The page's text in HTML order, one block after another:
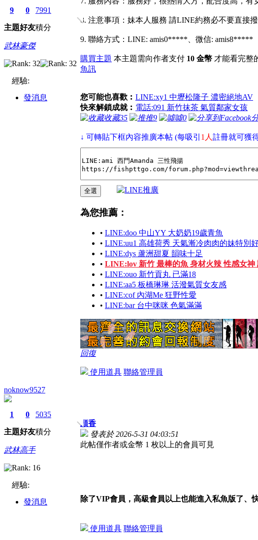
9
主題
0
好友
7991
積分
武林豪傑
經驗:
發消息
8. 注意事項：妹本人服務 請LINE約務必不要直接
9. 聯絡方式：LINE: amis0*****、微信: amis8*****
購買主題 本主題需向作者支付 10 金幣 才能看完整
魚訊
您可能也喜歡︰ LINE:xy1 中壢松隆子 濃密絕地AV
快來解鎖成就︰ 電話:091 新竹抹茶 氣質鄰家女孩
收藏35 推9 噓0
↓ 可轉貼下框內容推廣本帖 (每吸引 1人 註冊就可獲
為您推薦：
• LINE:doo 中山YY 大奶奶19歲青魚
• LINE:uu1 高雄荷秀 天氣漸冷肉肉的妹特別
• LINE:dys 蘆洲甜夏 韻味十足
• LINE:lov 新竹 最棒的魚 身材火辣 性感女神
• LINE:ouo 新竹貢丸 已滿18
• LINE:aa5 板橋琳琳 活潑氣質女友感
• LINE:cof 內湖Me 狂野性愛
• LINE:bar 台中咪咪 色氣滿滿
回復
使用道具 聯絡管理員
noknow9527
1
主題
0
好友
5035
積分
武林高手
經驗:
發消息
頭香
發表於 2026-5-31 04:03:51
此帖僅作者或金幣 1 枚以上的會員可見
除了VIP會員，高級會員以上也能進入私魚版了、
使用道具 聯絡管理員